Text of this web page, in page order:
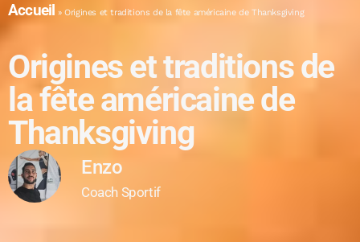
Accueil »Origines et traditions de la fête américaine de Thanksgiving
Origines et traditions de
la fête américaine de
Thanksgiving
Enzo
Coach Sportif